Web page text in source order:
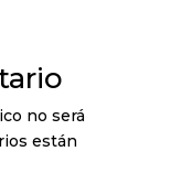
no será
están